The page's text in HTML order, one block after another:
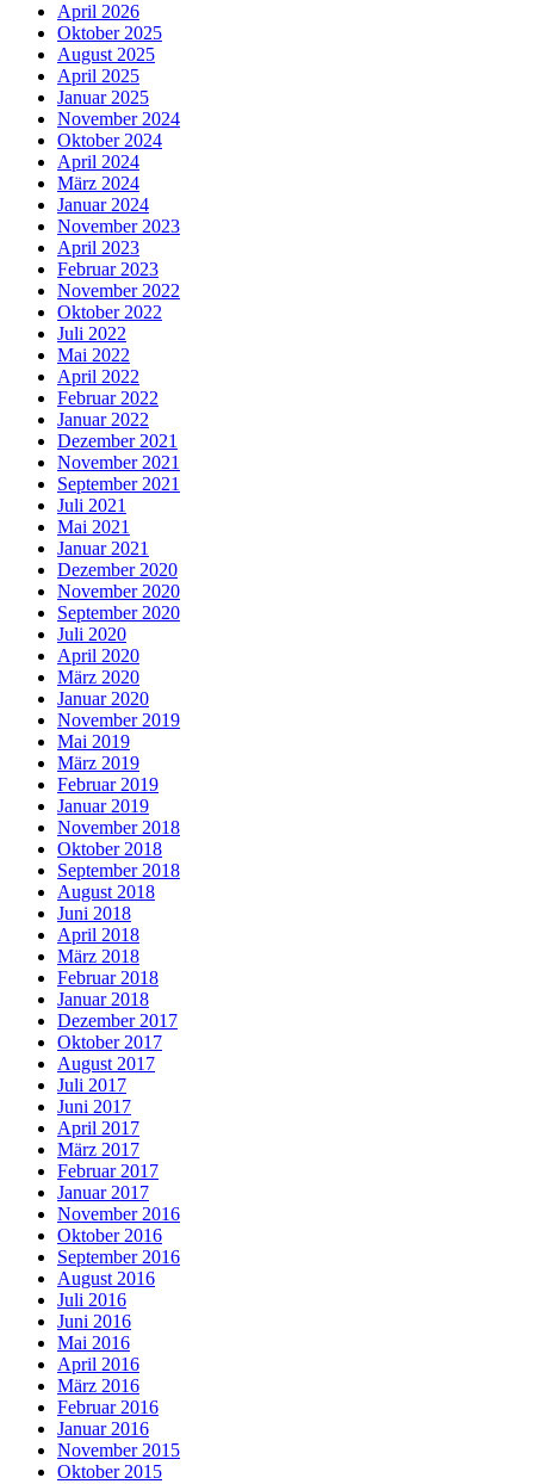
April 2026
Oktober 2025
August 2025
April 2025
Januar 2025
November 2024
Oktober 2024
April 2024
März 2024
Januar 2024
November 2023
April 2023
Februar 2023
November 2022
Oktober 2022
Juli 2022
Mai 2022
April 2022
Februar 2022
Januar 2022
Dezember 2021
November 2021
September 2021
Juli 2021
Mai 2021
Januar 2021
Dezember 2020
November 2020
September 2020
Juli 2020
April 2020
März 2020
Januar 2020
November 2019
Mai 2019
März 2019
Februar 2019
Januar 2019
November 2018
Oktober 2018
September 2018
August 2018
Juni 2018
April 2018
März 2018
Februar 2018
Januar 2018
Dezember 2017
Oktober 2017
August 2017
Juli 2017
Juni 2017
April 2017
März 2017
Februar 2017
Januar 2017
November 2016
Oktober 2016
September 2016
August 2016
Juli 2016
Juni 2016
Mai 2016
April 2016
März 2016
Februar 2016
Januar 2016
November 2015
Oktober 2015